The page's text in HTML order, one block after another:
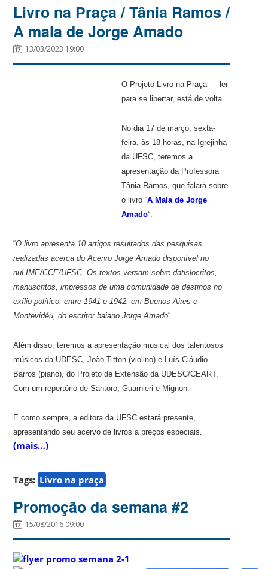
Livro na Praça / Tânia Ramos /
A mala de Jorge Amado
13/03/2023 19:00
O Projeto Livro na Praça — ler
para se libertar, está de volta.
No dia 17 de março, sexta-
feira, às 18 horas, na Igrejinha
da UFSC, teremos a
apresentação da Professora
Tânia Ramos, que falará sobre
o livro “A Mala de Jorge
Amado“.
“O livro apresenta 10 artigos resultados das pesquisas
realizadas acerca do Acervo Jorge Amado disponível no
nuLIME/CCE/UFSC. Os textos versam sobre datislocritos,
manuscritos, impressos de uma comunidade de destinos no
exílio político, entre 1941 e 1942, em Buenos Aires e
Montevidéu, do escritor baiano Jorge Amado“.
Além disso, teremos a apresentação musical dos talentosos
músicos da UDESC, João Titton (violino) e Luís Cláudio
Barros (piano), do Projeto de Extensão da UDESC/CEART.
Com um repertório de Santoro, Guarnieri e Mignon.
E como sempre, a editora da UFSC estará presente,
apresentando seu acervo de livros a preços especiais.
(mais…)
Tags: Livro na praça
Promoção da semana #2
15/08/2016 09:00